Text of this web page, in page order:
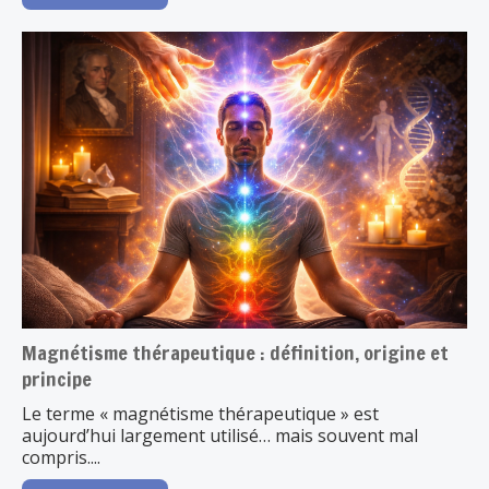
Magnétisme thérapeutique : définition, origine et
principe
Le terme « magnétisme thérapeutique » est
aujourd’hui largement utilisé… mais souvent mal
compris....